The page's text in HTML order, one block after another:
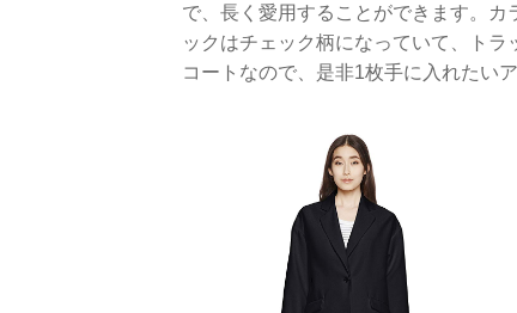
で、長く愛用することができます。
ックはチェック柄になっていて、ト
コートなので、是非1枚手に入れたいア